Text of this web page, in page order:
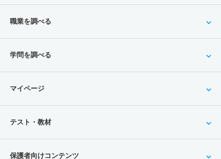
職業を調べる
学問を調べる
マイページ
テスト・教材
保護者向けコンテンツ